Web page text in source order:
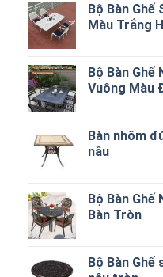
Bộ Bàn Ghế
Màu Trắng
Bộ Bàn Ghế
Vuông Màu
Bàn nhôm
nâu
Bộ Bàn Ghế
Bàn Tròn
Bộ Bàn Ghế